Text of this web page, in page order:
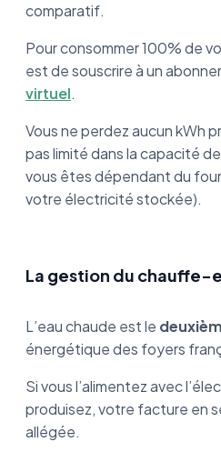
comparatif.
Pour consommer 100% de
est de souscrire à un
virtuel.
Vous ne perdez aucun kWh
pas limité dans la capacité
vous êtes dépendant du
votre électricité stockée).
La gestion du chauffe-
L’eau chaude est le
énergétique des foyers
Si vous l’alimentez avec
produisez, votre facture en
allégée.